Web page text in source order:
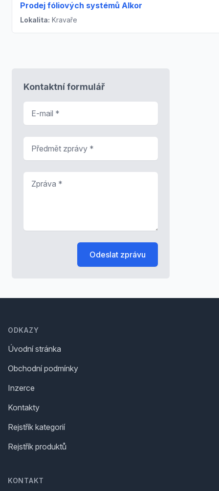
Prodej fóliových systémů Alkor
Lokalita: Kravaře
Kontaktní formulář
Odeslat zprávu
ODKAZY
Úvodní stránka
Obchodní podmínky
Inzerce
Kontakty
Rejstřík kategorií
Rejstřík produktů
KONTAKT